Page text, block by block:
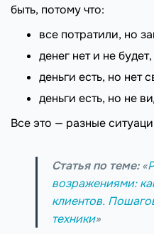
быть, потому что:
все потратили, но
денег нет и не
деньги есть, но нет
деньги есть, но не
Все это — разные
Статья по теме: «
возражениями:
клиентов.
техники»